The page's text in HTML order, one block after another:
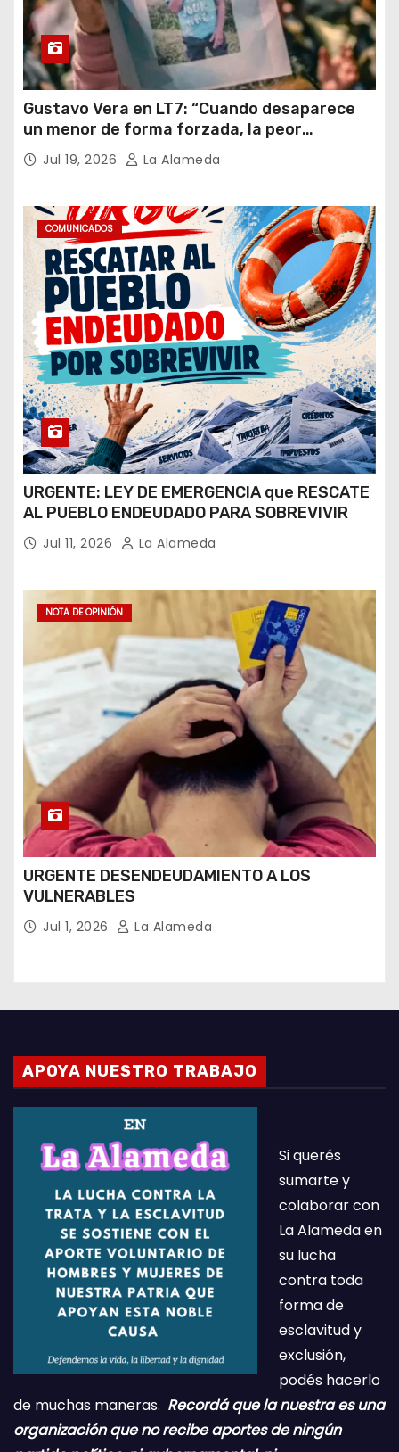
Gustavo Vera en LT7: “Cuando desaparece
un menor de forma forzada, la peor
hipótesis es trata, y así debe seguir
caratulado el caso Loan”
Jul 19, 2026 La Alameda
COMUNICADOS
URGENTE: LEY DE EMERGENCIA que RESCATE
AL PUEBLO ENDEUDADO PARA SOBREVIVIR
Jul 11, 2026 La Alameda
NOTA DE OPINIÓN
URGENTE DESENDEUDAMIENTO A LOS
VULNERABLES
Jul 1, 2026 La Alameda
APOYA NUESTRO TRABAJO
Si querés
sumarte y
colaborar con
La Alameda en
su lucha
contra toda
forma de
esclavitud y
exclusión,
podés hacerlo
de muchas maneras. Recordá que la nuestra es una
organización que no recibe aportes de ningún